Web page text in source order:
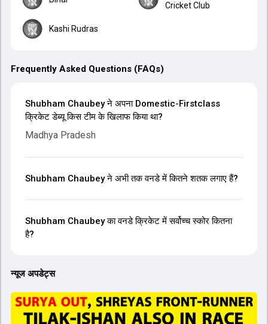
Cricket Club
Kashi Rudras
Frequently Asked Questions (FAQs)
Shubham Chaubey ने अपना Domestic-Firstclass
क्रिकेट डेब्यू किस टीम के खिलाफ किया था?
Madhya Pradesh
Shubham Chaubey ने अभी तक वनडे में कितने शतक लगाए हैं?
Shubham Chaubey का वनडे क्रिकेट में सर्वोच्च स्कोर कितना
है?
न्यूज अपडेट्स